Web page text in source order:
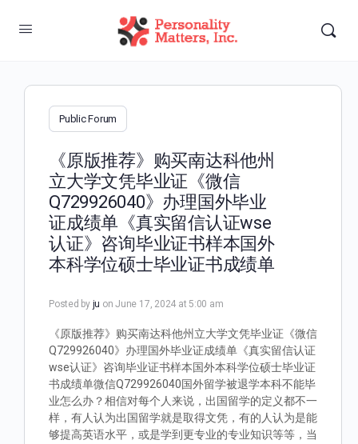
Public Forum
《原版推荐》购买南达科他州
立大学文凭毕业证《微信
Q729926040》办理国外毕业
证成绩单《真实留信认证wse
认证》咨询毕业证书样本国外
本科学位硕士毕业证书成绩单
Posted by ju on June 17, 2024 at 5:00 am
《原版推荐》购买南达科他州立大学文凭毕业证《微信
Q729926040》办理国外毕业证成绩单《真实留信认证
wse认证》咨询毕业证书样本国外本科学位硕士毕业证
书成绩单微信Q729926040国外留学被退学本科不能毕
业怎么办？相信对每个人来说，出国留学的定义都不一
样，有人认为出国留学就是取得文凭，有的人认为是能
够提高英语水平，或是学到更专业的专业知识等等，当